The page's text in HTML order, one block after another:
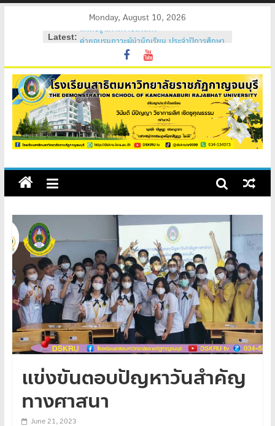
Monday, August 10, 2026
Latest:
ค่ายอบรมภาวะผู้นำนักเรียน ประจำปีการศึกษา
วันสถาปนาโรงเรียนสาธิต 2569
ค่ายคุณธรรม จริยธรรม นักเรียนใหม่ 2569
ค่ายปรับพื้นฐานนักเรียนใหม่ 2569 (ม.1 และ
ม.4)
สถิตอยู่ในใจตราบนิรันดร์
แข่งขันตอบปัญหาวันสำคัญ
ทางศาสนา
June 21, 2023